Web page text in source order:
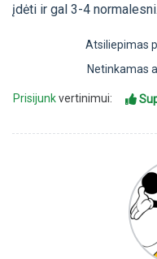
įdėti ir gal 3-4 normalesni.
Atsiliepimas
Netinkamas
Prisijunkvertinimui: